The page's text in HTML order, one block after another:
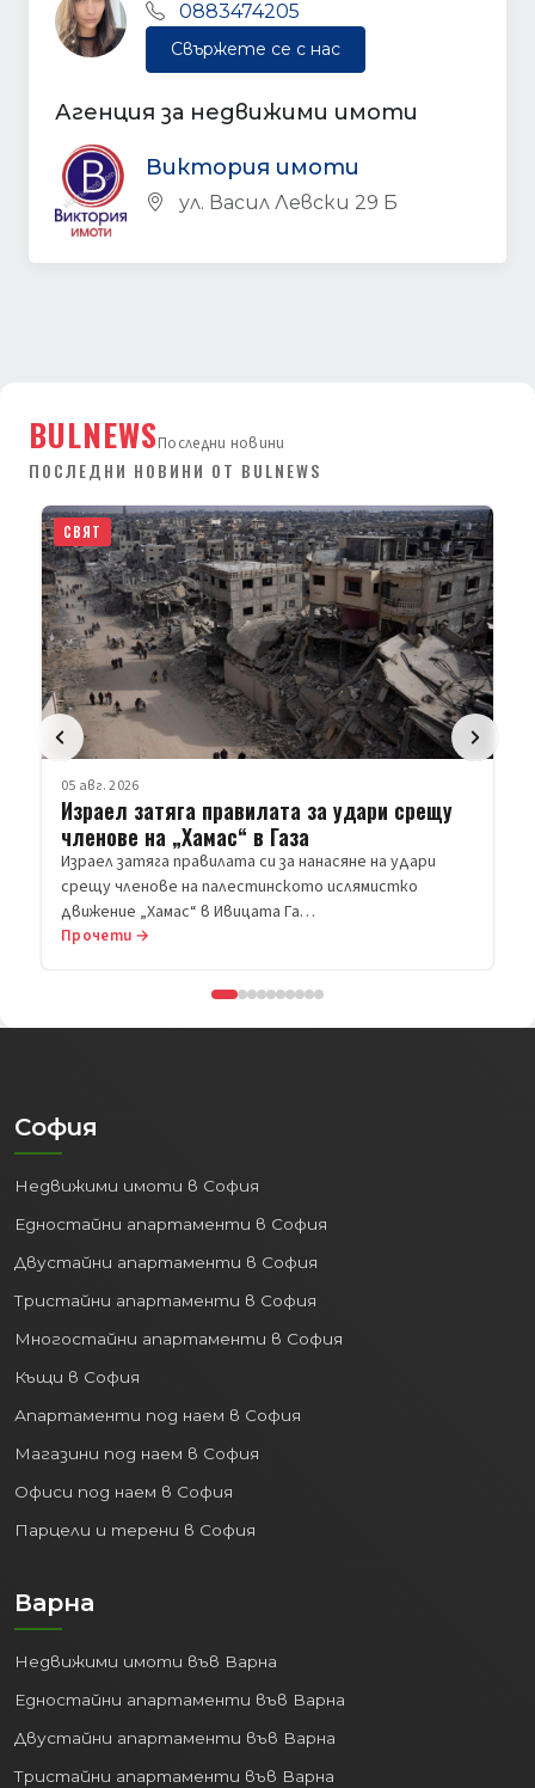
0883474205
Свържете се с нас
Агенция за недвижими имоти
Виктория имоти
ул. Васил Левски 29 Б
BULNEWSПоследни новини
ПОСЛЕДНИ НОВИНИ ОТ BULNEWS
СВЯТ
05 авг. 2026
Израел затяга правилата за удари срещу
членове на „Хамас“ в Газа
Израел затяга правилата си за нанасяне на удари
срещу членове на палестинското ислямистко
движение „Хамас“ в Ивицата Га…
Прочети →
София
Недвижими имоти в София
Едностайни апартаменти в София
Двустайни апартаменти в София
Тристайни апартаменти в София
Многостайни апартаменти в София
Къщи в София
Апартаменти под наем в София
Магазини под наем в София
Офиси под наем в София
Парцели и терени в София
Варна
Недвижими имоти във Варна
Едностайни апартаменти във Варна
Двустайни апартаменти във Варна
Тристайни апартаменти във Варна